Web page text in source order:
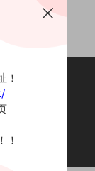
个人学习使用。
！
！